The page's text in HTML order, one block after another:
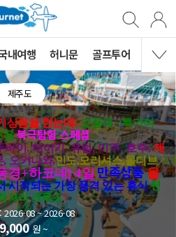
내여행 허니문 골프투어 MVG
제주도
상품을 한눈에!고품격·특가여
음북극탐험 스페셜
바이,터어키,유럽, 미주, 호주,제
,오키나와,인도,모리셔스,몰디브
경+하코네] 4일 만족상품올
시작되는 가장 품격 있는 휴식편
셔리 크루즈
2026-08 ~ 2026-08
원 ~